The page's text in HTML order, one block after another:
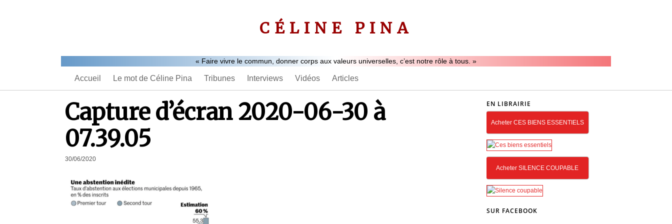
CÉLINE PINA
« Faire vivre le commun, donner corps aux valeurs universelles, c’est notre rôle à tous. »
Accueil Le mot de Céline Pina Tribunes Interviews Vidéos Articles
Capture d’écran 2020-06-30 à
07.39.05
30/06/2020
EN LIBRAIRIE
Acheter CES BIENS ESSENTIELS
Acheter SILENCE COUPABLE
SUR FACEBOOK